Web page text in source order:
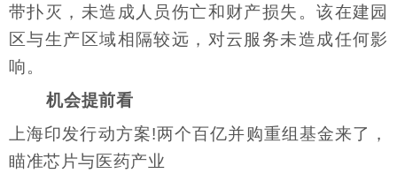
带扑灭，未造成人员伤亡和财产损失。该在建园
区与生产区域相隔较远，对云服务未造成任何影
响。
机会提前看
上海印发行动方案!两个百亿并购重组基金来了，
瞄准芯片与医药产业